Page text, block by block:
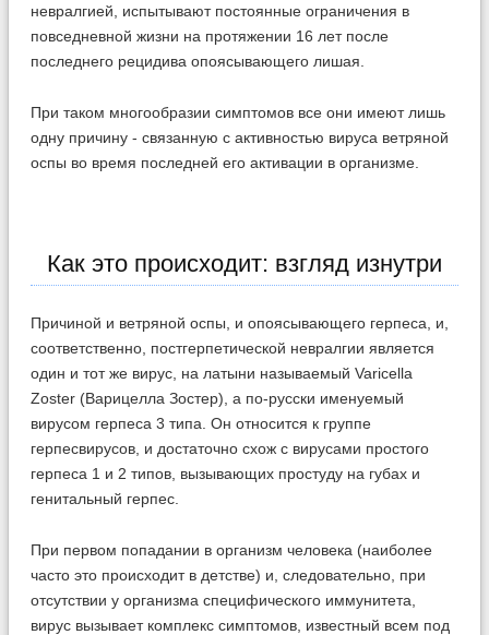
невралгией, испытывают постоянные ограничения в
повседневной жизни на протяжении 16 лет после
последнего рецидива опоясывающего лишая.
При таком многообразии симптомов все они имеют лишь
одну причину - связанную с активностью вируса ветряной
оспы во время последней его активации в организме.
Как это происходит: взгляд изнутри
Причиной и ветряной оспы, и опоясывающего герпеса, и,
соответственно, постгерпетической невралгии является
один и тот же вирус, на латыни называемый Varicella
Zoster (Варицелла Зостер), а по-русски именуемый
вирусом герпеса 3 типа. Он относится к группе
герпесвирусов, и достаточно схож с вирусами простого
герпеса 1 и 2 типов, вызывающих простуду на губах и
генитальный герпес.
При первом попадании в организм человека (наиболее
часто это происходит в детстве) и, следовательно, при
отсутствии у организма специфического иммунитета,
вирус вызывает комплекс симптомов, известный всем под